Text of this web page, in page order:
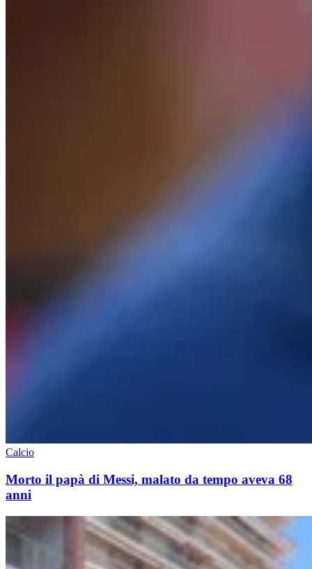
Calcio
Morto il papà di Messi, malato da tempo aveva 68
anni